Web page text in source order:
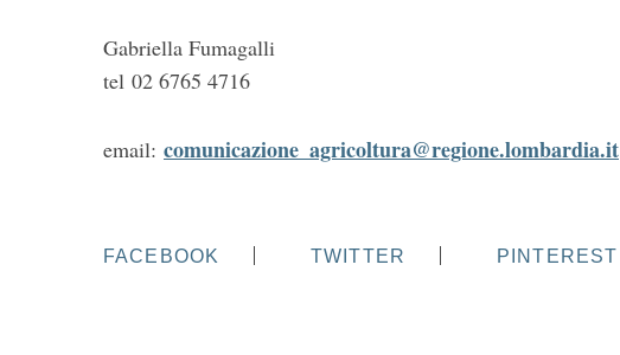
Gabriella Fumagalli
tel 02 6765 4716
email: comunicazione_agricoltura@regione.lombardia.it
FACEBOOK TWITTER PINTEREST